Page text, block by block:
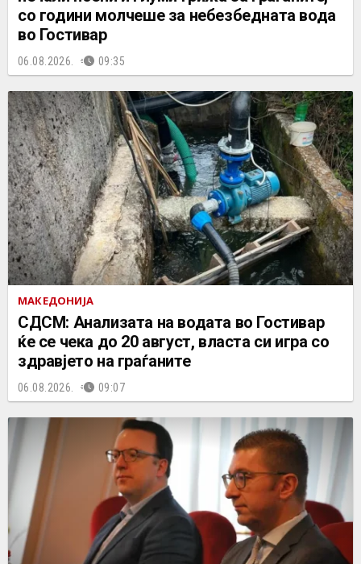
со години молчеше за небезбедната вода
во Гостивар
06.08.2026. 09:35
МАКЕДОНИЈА
СДСМ: Анализата на водата во Гостивар
ќе се чека до 20 август, власта си игра со
здравјето на граѓаните
06.08.2026. 09:07